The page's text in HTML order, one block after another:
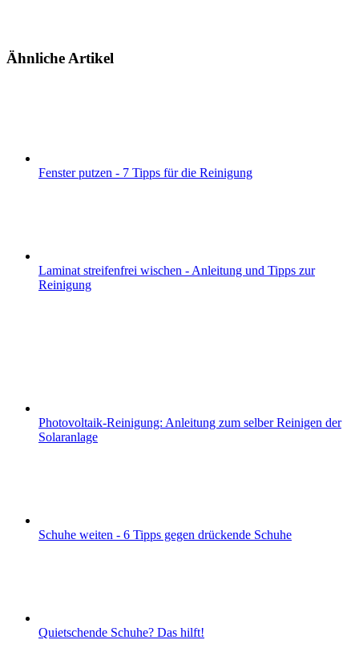
Ähnliche Artikel
Fenster putzen - 7 Tipps für die Reinigung
Laminat streifenfrei wischen - Anleitung und Tipps zur
Reinigung
Photovoltaik-Reinigung: Anleitung zum selber Reinigen der
Solaranlage
Schuhe weiten - 6 Tipps gegen drückende Schuhe
Quietschende Schuhe? Das hilft!